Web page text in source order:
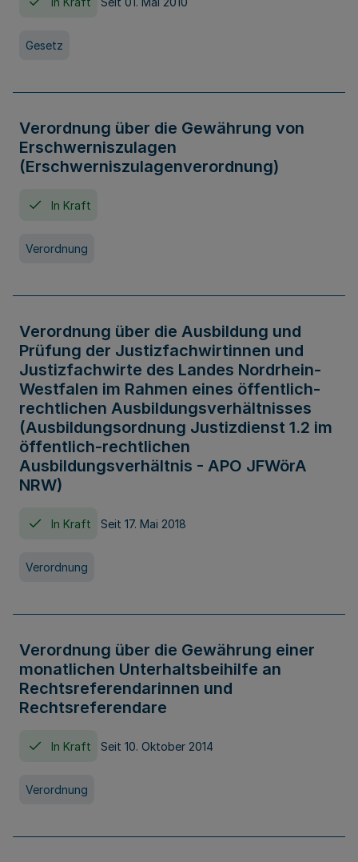
Gesetz
Verordnung über die Gewährung von
Erschwerniszulagen
(Erschwerniszulagenverordnung)
In Kraft
Verordnung
Verordnung über die Ausbildung und
Prüfung der Justizfachwirtinnen und
Justizfachwirte des Landes Nordrhein-
Westfalen im Rahmen eines öffentlich-
rechtlichen Ausbildungsverhältnisses
(Ausbildungsordnung Justizdienst 1.2 im
öffentlich-rechtlichen
Ausbildungsverhältnis - APO JFWörA
NRW)
In Kraft Seit 17. Mai 2018
Verordnung
Verordnung über die Gewährung einer
monatlichen Unterhaltsbeihilfe an
Rechtsreferendarinnen und
Rechtsreferendare
In Kraft Seit 10. Oktober 2014
Verordnung